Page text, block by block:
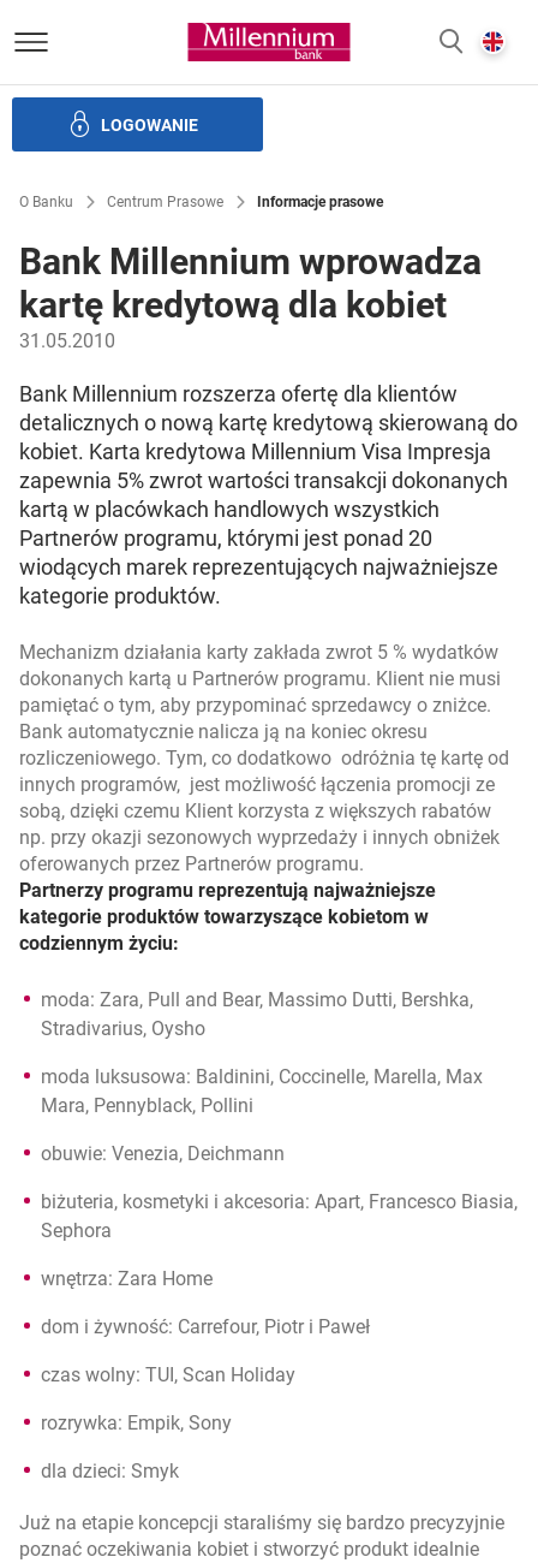
Bank Millennium homepage
LOGOWANIE
O Banku Centrum Prasowe Informacje prasowe
Bank Millennium wprowadza
kartę kredytową dla kobiet
31.05.2010
Bank Millennium rozszerza ofertę dla klientów
detalicznych o nową kartę kredytową skierowaną do
kobiet. Karta kredytowa Millennium Visa Impresja
zapewnia 5% zwrot wartości transakcji dokonanych
kartą w placówkach handlowych wszystkich
Partnerów programu, którymi jest ponad 20
wiodących marek reprezentujących najważniejsze
kategorie produktów.
Mechanizm działania karty zakłada zwrot 5 % wydatków
dokonanych kartą u Partnerów programu. Klient nie musi
pamiętać o tym, aby przypominać sprzedawcy o zniżce.
Bank automatycznie nalicza ją na koniec okresu
rozliczeniowego. Tym, co dodatkowo odróżnia tę kartę od
innych programów, jest możliwość łączenia promocji ze
sobą, dzięki czemu Klient korzysta z większych rabatów
np. przy okazji sezonowych wyprzedaży i innych obniżek
oferowanych przez Partnerów programu.
Partnerzy programu reprezentują najważniejsze
kategorie produktów towarzyszące kobietom w
codziennym życiu:
moda: Zara, Pull and Bear, Massimo Dutti, Bershka,
Stradivarius, Oysho
moda luksusowa: Baldinini, Coccinelle, Marella, Max
Mara, Pennyblack, Pollini
obuwie: Venezia, Deichmann
biżuteria, kosmetyki i akcesoria: Apart, Francesco Biasia,
Sephora
wnętrza: Zara Home
dom i żywność: Carrefour, Piotr i Paweł
czas wolny: TUI, Scan Holiday
rozrywka: Empik, Sony
dla dzieci: Smyk
Już na etapie koncepcji staraliśmy się bardzo precyzyjnie
poznać oczekiwania kobiet i stworzyć produkt idealnie